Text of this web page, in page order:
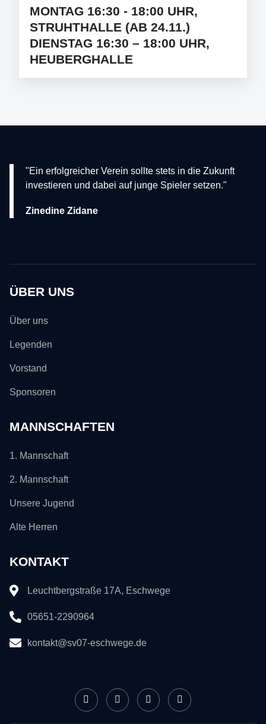
MONTAG 16:30 - 18:00 UHR,
STRUHTHALLE (AB 24.11.)
DIENSTAG 16:30 – 18:00 UHR,
HEUBERGHALLE
"Ein erfolgreicher Verein sollte stets in die Zukunft
investieren und dabei auf junge Spieler setzen."
Zinedine Zidane
ÜBER UNS
Über uns
Legenden
Vorstand
Sponsoren
MANNSCHAFTEN
1. Mannschaft
2. Mannschaft
Unsere Jugend
Alte Herren
KONTAKT
Leuchtbergstraße 17A, Eschwege
05651-2290964
kontakt@sv07-eschwege.de